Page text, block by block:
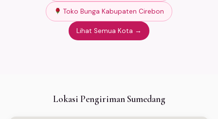
Toko Bunga Kabupaten Cirebon
Lihat Semua Kota →
Lokasi Pengiriman Sumedang